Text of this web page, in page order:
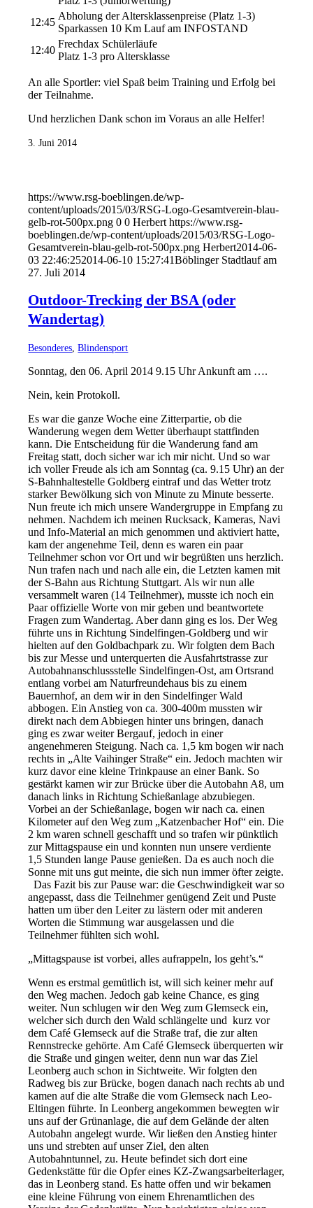
12:45
Abholung der Altersklassenpreise (Platz 1-3)
Sparkassen 10 Km Lauf am INFOSTAND
12:40
Frechdax Schülerläufe
Platz 1-3 pro Altersklasse
An alle Sportler: viel Spaß beim Training und Erfolg bei
der Teilnahme.
Und herzlichen Dank schon im Voraus an alle Helfer!
3. Juni 2014
https://www.rsg-boeblingen.de/wp-
content/uploads/2015/03/RSG-Logo-Gesamtverein-blau-
gelb-rot-500px.png 0 0 Herbert https://www.rsg-
boeblingen.de/wp-content/uploads/2015/03/RSG-Logo-
Gesamtverein-blau-gelb-rot-500px.png Herbert2014-06-
03 22:46:252014-06-10 15:27:41Böblinger Stadtlauf am
27. Juli 2014
Outdoor-Trecking der BSA (oder
Wandertag)
Besonderes ,Blindensport
Sonntag, den 06. April 2014 9.15 Uhr Ankunft am ….
Nein, kein Protokoll.
Es war die ganze Woche eine Zitterpartie, ob die
Wanderung wegen dem Wetter überhaupt stattfinden
kann. Die Entscheidung für die Wanderung fand am
Freitag statt, doch sicher war ich mir nicht. Und so war
ich voller Freude als ich am Sonntag (ca. 9.15 Uhr) an der
S-Bahnhaltestelle Goldberg eintraf und das Wetter trotz
starker Bewölkung sich von Minute zu Minute besserte.
Nun freute ich mich unsere Wandergruppe in Empfang zu
nehmen. Nachdem ich meinen Rucksack, Kameras, Navi
und Info-Material an mich genommen und aktiviert hatte,
kam der angenehme Teil, denn es waren ein paar
Teilnehmer schon vor Ort und wir begrüßten uns herzlich.
Nun trafen nach und nach alle ein, die Letzten kamen mit
der S-Bahn aus Richtung Stuttgart. Als wir nun alle
versammelt waren (14 Teilnehmer), musste ich noch ein
Paar offizielle Worte von mir geben und beantwortete
Fragen zum Wandertag. Aber dann ging es los. Der Weg
führte uns in Richtung Sindelfingen-Goldberg und wir
hielten auf den Goldbachpark zu. Wir folgten dem Bach
bis zur Messe und unterquerten die Ausfahrtstrasse zur
Autobahnanschlussstelle Sindelfingen-Ost, am Ortsrand
entlang vorbei am Naturfreundehaus bis zu einem
Bauernhof, an dem wir in den Sindelfinger Wald
abbogen. Ein Anstieg von ca. 300-400m mussten wir
direkt nach dem Abbiegen hinter uns bringen, danach
ging es zwar weiter Bergauf, jedoch in einer
angenehmeren Steigung. Nach ca. 1,5 km bogen wir nach
rechts in „Alte Vaihinger Straße“ ein. Jedoch machten wir
kurz davor eine kleine Trinkpause an einer Bank. So
gestärkt kamen wir zur Brücke über die Autobahn A8, um
danach links in Richtung Schießanlage abzubiegen.
Vorbei an der Schießanlage, bogen wir nach ca. einen
Kilometer auf den Weg zum „Katzenbacher Hof“ ein. Die
2 km waren schnell geschafft und so trafen wir pünktlich
zur Mittagspause ein und konnten nun unsere verdiente
1,5 Stunden lange Pause genießen. Da es auch noch die
Sonne mit uns gut meinte, die sich nun immer öfter zeigte.
Das Fazit bis zur Pause war: die Geschwindigkeit war so
angepasst, dass die Teilnehmer genügend Zeit und Puste
hatten um über den Leiter zu lästern oder mit anderen
Worten die Stimmung war ausgelassen und die
Teilnehmer fühlten sich wohl.
„Mittagspause ist vorbei, alles aufrappeln, los geht’s.“
Wenn es erstmal gemütlich ist, will sich keiner mehr auf
den Weg machen. Jedoch gab keine Chance, es ging
weiter. Nun schlugen wir den Weg zum Glemseck ein,
welcher sich durch den Wald schlängelte und kurz vor
dem Café Glemseck auf die Straße traf, die zur alten
Rennstrecke gehörte. Am Café Glemseck überquerten wir
die Straße und gingen weiter, denn nun war das Ziel
Leonberg auch schon in Sichtweite. Wir folgten den
Radweg bis zur Brücke, bogen danach nach rechts ab und
kamen auf die alte Straße die vom Glemseck nach Leo-
Eltingen führte. In Leonberg angekommen bewegten wir
uns auf der Grünanlage, die auf dem Gelände der alten
Autobahn angelegt wurde. Wir ließen den Anstieg hinter
uns und strebten auf unser Ziel, den alten
Autobahntunnel, zu. Heute befindet sich dort eine
Gedenkstätte für die Opfer eines KZ-Zwangsarbeiterlager,
das in Leonberg stand. Es hatte offen und wir bekamen
eine kleine Führung von einem Ehrenamtlichen des